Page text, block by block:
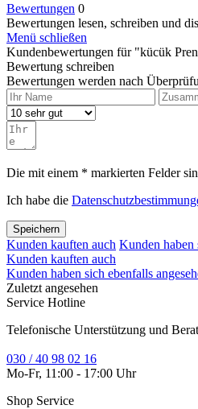
Bewertungen 0
Bewertungen lesen, schreiben und
Menü schließen
Kundenbewertungen für "kücük
Bewertung schreiben
Bewertungen werden nach
Die mit einem * markierten Felder
Ich habe die
Speichern
Kunden kauften auch Kunden haben
Kunden kauften auch
Kunden haben sich ebenfalls
Zuletzt angesehen
Service Hotline
Telefonische Unterstützung und
030 / 40 98 02 16
Mo-Fr, 11:00 - 17:00 Uhr
Shop Service